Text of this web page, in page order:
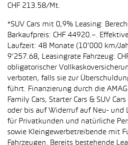
CHF 213.58/Mt.
*SUV Cars mit 0,9% Leasing:
Barkaufpreis: CHF 44920.–.
Laufzeit: 48 Monate (10’000 km/
9’257.68, Leasingrate Fahrzeug:
obligatorischer
verboten, falls sie zur
führt. Finanzierung durch die
Family Cars, Starter Cars & SUV
oder bis auf Widerruf auf Neu- und
für Privatkunden und natürliche
sowie Kleingewerbetreibende mit
Fahrzeugen. Bereits bestehende